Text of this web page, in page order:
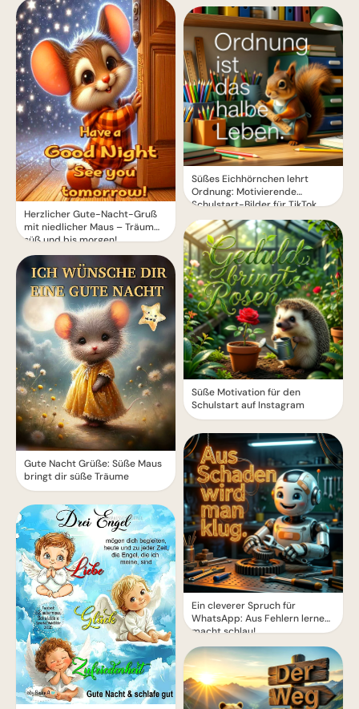
Herzlicher Gute-Nacht-Gruß
mit niedlicher Maus – Träum
süß und bis morgen!
Gute Nacht Grüße: Süße Maus
bringt dir süße Träume
Süßes Eichhörnchen lehrt
Ordnung: Motivierende
Schulstart-Bilder für TikTok
Süße Motivation für den
Schulstart auf Instagram
Ein cleverer Spruch für
WhatsApp: Aus Fehlern lernen
macht schlau!